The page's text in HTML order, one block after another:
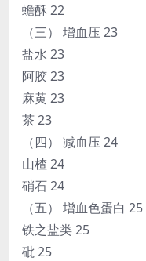
蟾酥 22
（三） 增血压 23
盐水 23
阿胶 23
麻黄 23
茶 23
（四） 减血压 24
山楂 24
硝石 24
（五） 增血色蛋白 25
铁之盐类 25
砒 25